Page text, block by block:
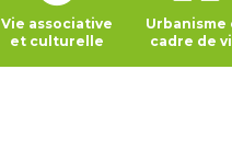
Vie associative
et culturelle
Urbanisme
cadre de